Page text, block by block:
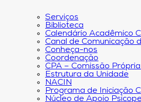
Serviços
Biblioteca
Calendário Acadêmico
Canal de Comunicação
Conheça-nos
Coordenação
CPA – Comissão
Estrutura da Unidade
NACIN
Programa de Iniciação
Núcleo de Apoio